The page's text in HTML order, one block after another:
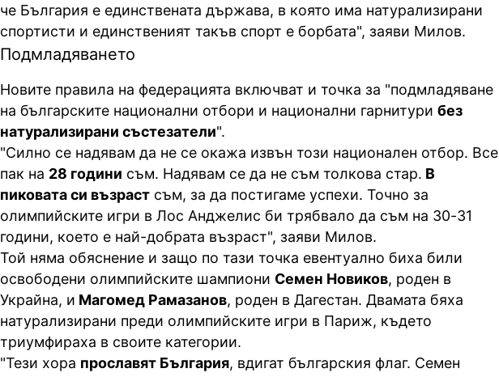
че България е единствената държава, в която има натурализирани
спортисти и единственият такъв спорт е борбата", заяви Милов.
Подмладяването
Новите правила на федерацията включват и точка за "подмладяване
на българските национални отбори и национални гарнитури без
натурализирани състезатели".
"Силно се надявам да не се окажа извън този национален отбор. Все
пак на 28 години съм. Надявам се да не съм толкова стар. В
пиковата си възраст съм, за да постигаме успехи. Точно за
олимпийските игри в Лос Анджелис би трябвало да съм на 30-31
години, което е най-добрата възраст", заяви Милов.
Той няма обяснение и защо по тази точка евентуално биха били
освободени олимпийските шампиони Семен Новиков, роден в
Украйна, и Магомед Рамазанов, роден в Дагестан. Двамата бяха
натурализирани преди олимпийските игри в Париж, където
триумфираха в своите категории.
"Тези хора прославят България, вдигат българския флаг. Семен